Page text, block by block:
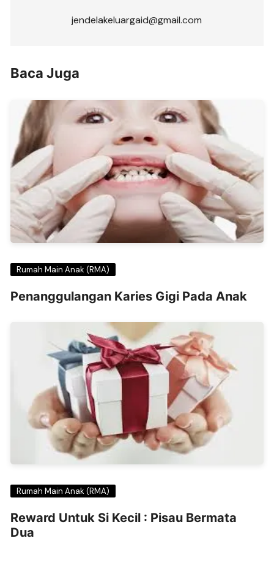
jendelakeluargaid@gmail.com
Baca Juga
Rumah Main Anak (RMA)
Penanggulangan Karies Gigi Pada Anak
Rumah Main Anak (RMA)
Reward Untuk Si Kecil : Pisau Bermata
Dua